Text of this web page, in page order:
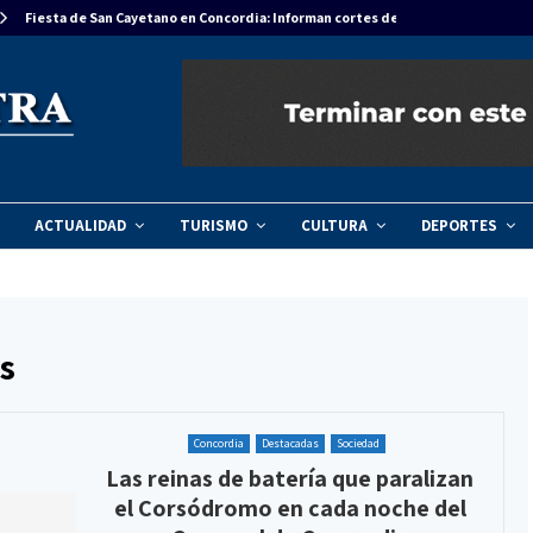
Fiesta de San Cayetano en Concordia: Informan cortes de tránsito…
ACTUALIDAD TURISMO CULTURA DEPORTES
Concordia Destacadas Sociedad
​Las reinas de batería que paralizan
el Corsódromo en cada noche del